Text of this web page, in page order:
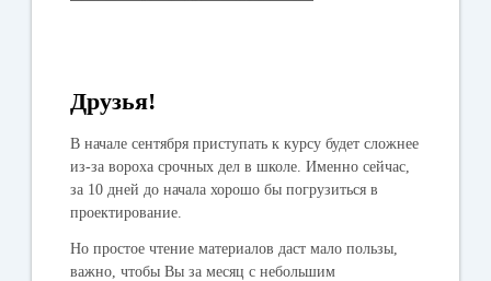
Друзья!
В начале сентября приступать к курсу будет сложнее
из-за вороха срочных дел в школе. Именно сейчас,
за 10 дней до начала хорошо бы погрузиться в
проектирование.
Но простое чтение материалов даст мало пользы,
важно, чтобы Вы за месяц с небольшим